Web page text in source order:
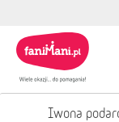
kupując w